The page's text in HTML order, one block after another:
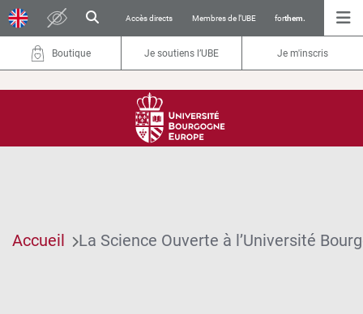
Accès directs Membres de l’UBE forthem.
Boutique Je soutiens l’UBE Je m'inscris
Accueil La Science Ouverte à l’Université